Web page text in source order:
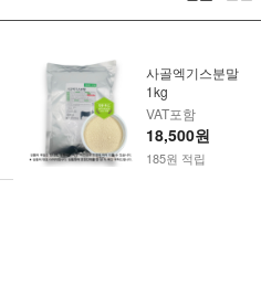
사골엑기스분말
1kg
VAT포함
18,500원
185원 적립